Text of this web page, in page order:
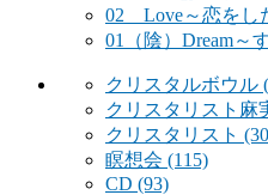
02 Love～恋をし
01（陰）Dream～
クリスタルボウル
クリスタリスト麻
クリスタリスト
瞑想会 (115)
CD (93)